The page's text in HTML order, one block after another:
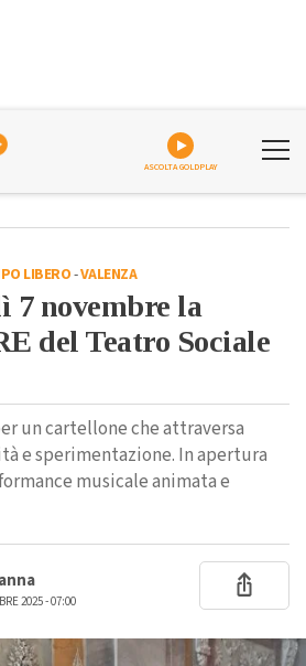
ASCOLTA GOLDPLAY
LIBERO-VALENZA
7 novembre la
del Teatro Sociale
un cartellone che attraversa
e sperimentazione. In apertura
musicale animata e
2025 - 07:00